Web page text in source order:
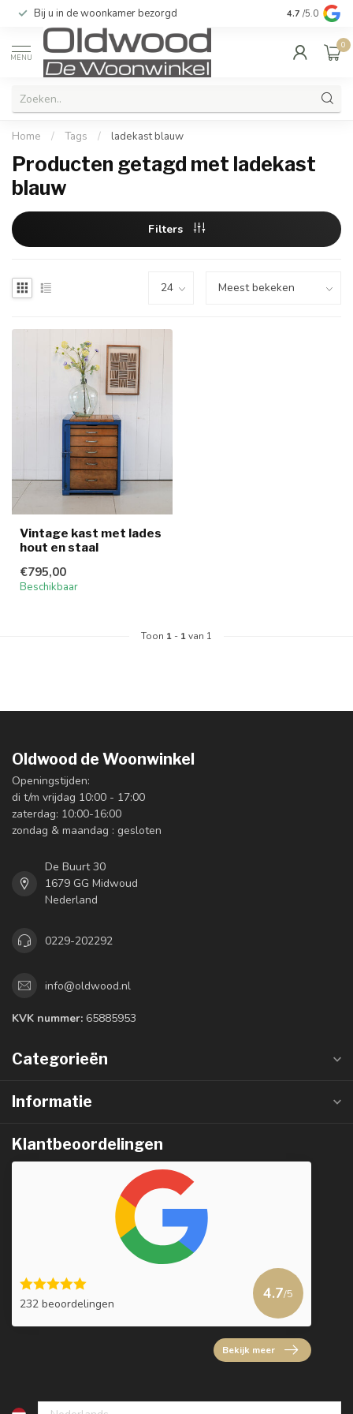
Bij u in de woonkamer bezorgd Kwaliteit &
4.7 /5.0
MENU
0
Home / Tags / ladekast blauw
Producten getagd met ladekast
blauw
Filters
Vintage kast met lades
hout en staal
€795,00
Beschikbaar
Toon 1 - 1van 1
Oldwood de Woonwinkel
Openingstijden:
di t/m vrijdag 10:00 - 17:00
zaterdag: 10:00-16:00
zondag & maandag : gesloten
De Buurt 30
1679 GG Midwoud
Nederland
0229-202292
info@oldwood.nl
KVK nummer: 65885953
Categorieën
Informatie
Klantbeoordelingen
232 beoordelingen
4.7/5
Bekijk meer